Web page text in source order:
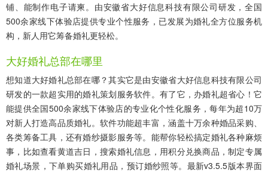
铺、能制作电子请柬。由安徽省大好信息科技有限公司研发，全国
500余家线下体验店提供专业个性服务，已发展为婚礼全方位服务机
构，新人用它筹备婚礼更轻松。
大好婚礼总部在哪里
想知道大好婚礼总部在哪？其实它是由安徽省大好信息科技有限公司
研发的一款超实用的婚礼策划服务软件。有了它，办婚礼超省心！它
能提供全国500余家线下体验店的专业化个性化服务，每年为超10万
对新人打造高品质婚礼。软件功能超丰富，涵盖十万余种婚品采购、
各类筹备工具，还有婚纱摄影服务等。能帮你轻松搞定婚礼各种麻烦
事，比如查看黄道吉日，搜索婚礼信息，用积分兑换商品，制定专属
婚礼场景，下单购买婚礼用品，预订婚纱照等。最新v3.5.5版本界面